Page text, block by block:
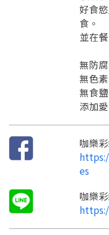
好食
食。
並在
無防
無色素
無食鹽
添加
咖樂
es
咖樂
嗨~這個
返回
請
請
加入「
返回
要
您的申
要
想知道
直接申請